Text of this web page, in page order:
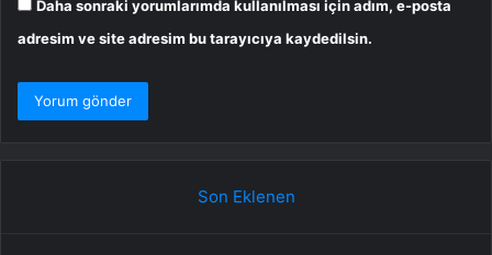
Daha sonraki yorumlarımda kullanılması için adım, e-posta
adresim ve site adresim bu tarayıcıya kaydedilsin.
Son Eklenen